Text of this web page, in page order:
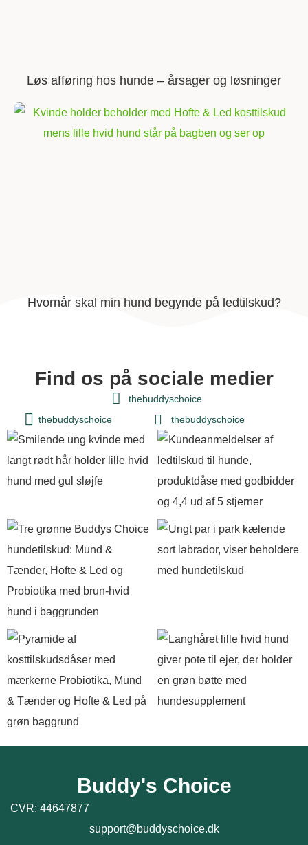
Løs afføring hos hunde – årsager og løsninger
Hvornår skal min hund begynde på ledtilskud?
Find os på sociale medier
thebuddyschoice
thebuddyschoice
thebuddyschoice
Buddy's Choice
CVR: 44647877
support@buddyschoice.dk